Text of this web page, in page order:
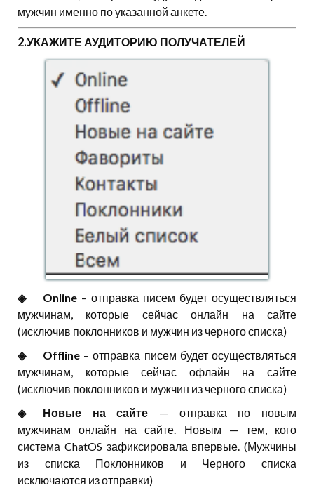
мужчин именно по указанной анкете.
2.УКАЖИТЕ АУДИТОРИЮ ПОЛУЧАТЕЛЕЙ
◈⠀⠀Online – отправка писем будет осуществляться
мужчинам, которые сейчас онлайн на сайте
(исключив поклонников и мужчин из черного списка)
◈⠀⠀Offline – отправка писем будет осуществляться
мужчинам, которые сейчас офлайн на сайте
(исключив поклонников и мужчин из черного списка)
◈⠀⠀Новые на сайте — отправка по новым
мужчинам онлайн на сайте. Новым — тем, кого
система ChatOS зафиксировала впервые. (Мужчины
из списка Поклонников и Черного списка
исключаются из отправки)